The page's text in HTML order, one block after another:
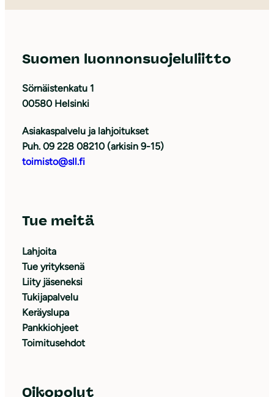
Suomen luonnonsuojeluliitto
Sörnäistenkatu 1
00580 Helsinki
Asiakaspalvelu ja lahjoitukset
Puh. 09 228 08210 (arkisin 9-15)
toimisto@sll.fi
Tue meitä
Lahjoita
Tue yrityksenä
Liity jäseneksi
Tukijapalvelu
Keräyslupa
Pankkiohjeet
Toimitusehdot
Oikopolut